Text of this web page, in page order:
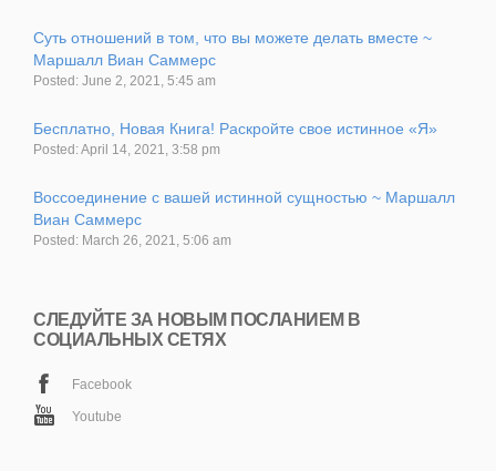
Суть отношений в том, что вы можете делать вместе ~
Маршалл Виан Саммерс
Posted: June 2, 2021, 5:45 am
Бесплатно, Новая Книга! Раскройте свое истинное «Я»
Posted: April 14, 2021, 3:58 pm
Воссоединение с вашей истинной сущностью ~ Маршалл
Виан Саммерс
Posted: March 26, 2021, 5:06 am
СЛЕДУЙТЕ ЗА НОВЫМ ПОСЛАНИЕМ В
СОЦИАЛЬНЫХ СЕТЯХ
Facebook
Youtube